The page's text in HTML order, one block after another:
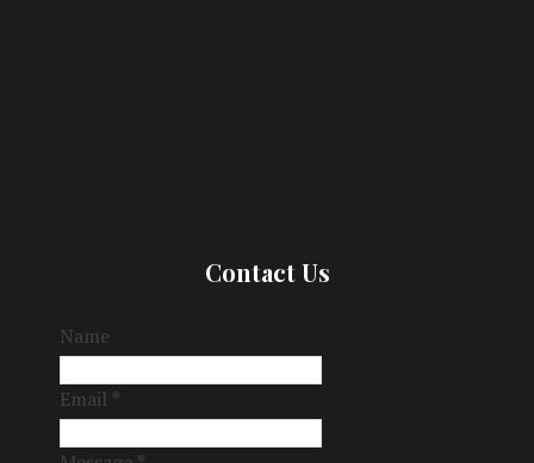
Contact Us
Name
Email *